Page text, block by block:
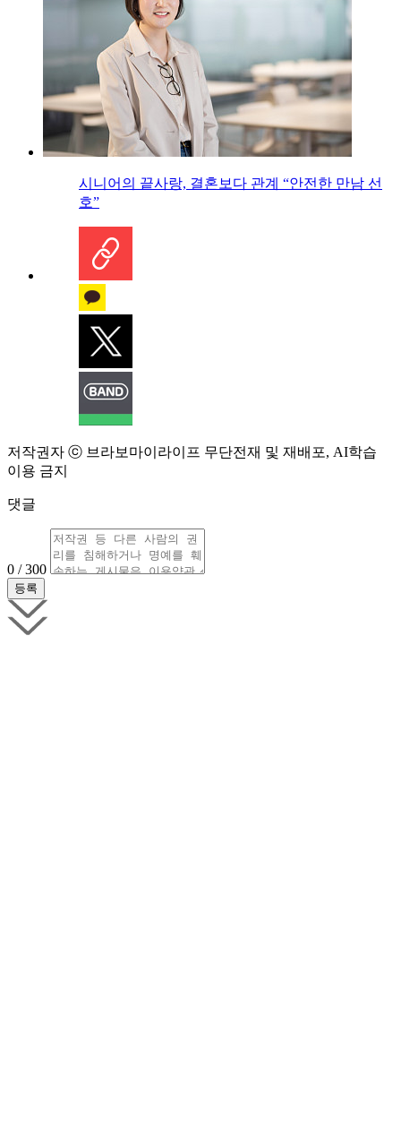
시니어의 끝사랑, 결혼보다 관계 “안전한 만남 선
호”
저작권자 ⓒ 브라보마이라이프 무단전재 및 재배포, AI학습
이용 금지
댓글
0 / 300